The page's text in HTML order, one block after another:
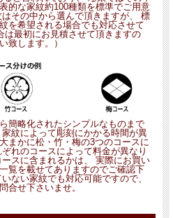
的な家紋約100種類を標準でご用意
その中から選んで頂きますが、 標
を希望される場合でも対応させて
は最初にお見積させて頂きますの
致します。）
簡略化されたシンプルなものまで
紋によって彫刻にかかる時間が異
まかに松・竹・梅の3つのコースに
れのコースによって料金が異なり
スに含まれるかは、 実際にお買い
覧を載せてありますのでご確認下
ない家紋でも対応可能ですので、
合せ下さいませ。